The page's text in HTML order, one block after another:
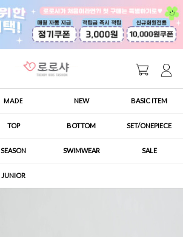
MADE NEW BASIC ITEM
TOP BOTTOM SET/ONEPIECE
SEASON SWIMWEAR SALE
JUNIOR